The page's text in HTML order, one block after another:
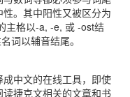
。其中阳性又被区分为
主格以-a, -e, 或 -ost结
词以辅音结尾。
中文的在线工具，即使
捷克文相关的文章和书